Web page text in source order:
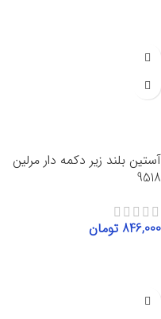
آستین بلند زیر دکمه دار مرلین
9518
846,000 تومان